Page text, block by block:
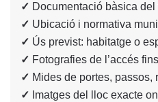
✓ Documentació bàsica
✓ Ubicació i normativa
✓ Ús previst: habitatge o
✓ Fotografies de l’accés
✓ Mides de portes, passos,
✓ Imatges del lloc exacte